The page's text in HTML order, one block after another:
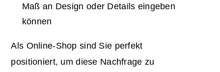
Maß an Design oder Details eingeben
können
Als Online-Shop sind Sie perfekt
positioniert, um diese Nachfrage zu